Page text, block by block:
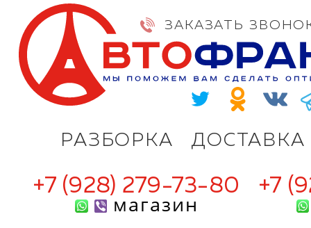
РАЗБОРКА ДОСТАВКА
ЗАКАЗАТЬ
+7 (928) 279-73-80
магазин
+7